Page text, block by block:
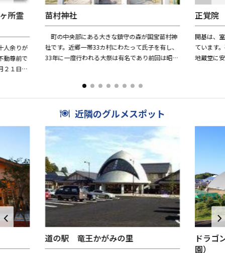
所霊
人余りが
動尊前で
２１日に
苗村神社
町の中央部にある大きな鎮守の森が国宝苗村神
社です。近郷一帯33カ村にわたって氏子を有し、
33年に一度行われる大祭は有名であり前回は昭和
正覚院
開基は、
ています
地蔵堂に
近隣のグルメスポット
道の駅 竜王かがみの里
ドラゴ
園）